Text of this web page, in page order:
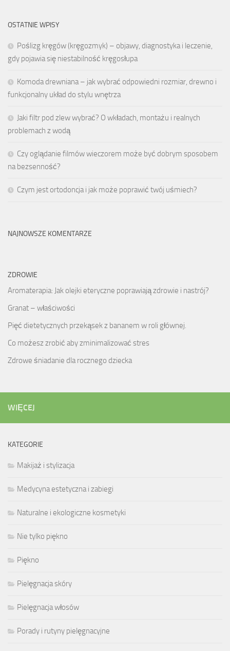
OSTATNIE WPISY
Poślizg kręgów (kręgozmyk) – objawy, diagnostyka i leczenie,
gdy pojawia się niestabilność kręgosłupa
Komoda drewniana – jak wybrać odpowiedni rozmiar, drewno i
funkcjonalny układ do stylu wnętrza
Jaki filtr pod zlew wybrać? O wkładach, montażu i realnych
problemach z wodą
Czy oglądanie filmów wieczorem może być dobrym sposobem
na bezsenność?
Czym jest ortodoncja i jak może poprawić twój uśmiech?
NAJNOWSZE KOMENTARZE
ZDROWIE
Aromaterapia: Jak olejki eteryczne poprawiają zdrowie i nastrój?
Granat – właściwości
Pięć dietetycznych przekąsek z bananem w roli głównej.
Co możesz zrobić aby zminimalizować stres
Zdrowe śniadanie dla rocznego dziecka
WIĘCEJ
KATEGORIE
Makijaż i stylizacja
Medycyna estetyczna i zabiegi
Naturalne i ekologiczne kosmetyki
Nie tylko piękno
Piękno
Pielęgnacja skóry
Pielęgnacja włosów
Porady i rutyny pielęgnacyjne